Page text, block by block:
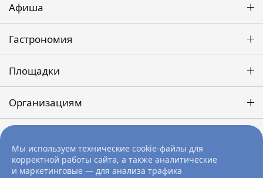
Мы используем технические cookie-файлы для
корректной работы сайта, а также аналитические
и маркетинговые — для анализа трафика
Афиша
Гастрономия
Площадки
Организациям